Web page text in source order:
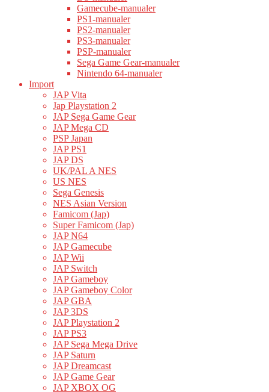
Gamecube-manualer
PS1-manualer
PS2-manualer
PS3-manualer
PSP-manualer
Sega Game Gear-manualer
Nintendo 64-manualer
Import
JAP Vita
Jap Playstation 2
JAP Sega Game Gear
JAP Mega CD
PSP Japan
JAP PS1
JAP DS
UK/PAL A NES
US NES
Sega Genesis
NES Asian Version
Famicom (Jap)
Super Famicom (Jap)
JAP N64
JAP Gamecube
JAP Wii
JAP Switch
JAP Gameboy
JAP Gameboy Color
JAP GBA
JAP 3DS
JAP Playstation 2
JAP PS3
JAP Sega Mega Drive
JAP Saturn
JAP Dreamcast
JAP Game Gear
JAP XBOX OG